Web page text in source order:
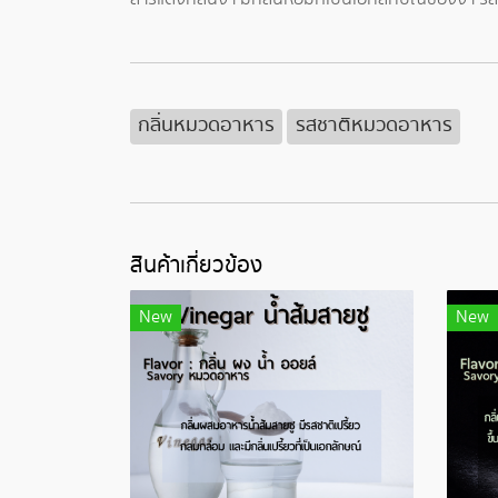
กลิ่นหมวดอาหาร รสชาติหมวดอาหาร
สินค้าเกี่ยวข้อง
New New